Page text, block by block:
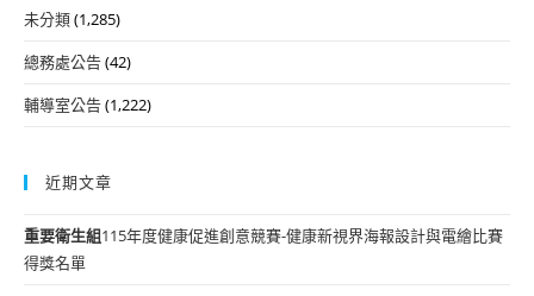
未分類(1,285)
總務處公告(42)
輔導室公告(1,222)
近期文章
重要衛生組115年度健康促進創意競賽-健康新視界海報設計與電繪比賽
得獎名單